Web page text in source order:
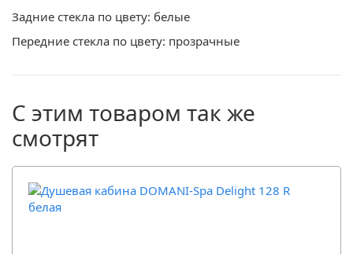
Задние стекла по цвету: белые
Передние стекла по цвету: прозрачные
С этим товаром так же
смотрят